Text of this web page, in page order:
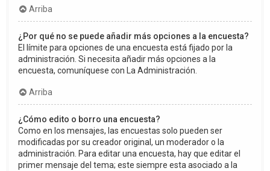
Arriba
¿Por qué no se puede añadir más opciones a la encuesta?
El límite para opciones de una encuesta está fijado por la
administración. Si necesita añadir más opciones a la
encuesta, comuníquese con La Administración.
Arriba
¿Cómo edito o borro una encuesta?
Como en los mensajes, las encuestas solo pueden ser
modificadas por su creador original, un moderador o la
administración. Para editar una encuesta, hay que editar el
primer mensaje del tema; este siempre esta asociado a la